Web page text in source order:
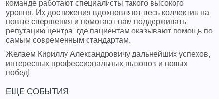
команде работают специалисты такого высокого
уровня. Их достижения вдохновляют весь коллектив на
новые свершения и помогают нам поддерживать
репутацию центра, где пациентам оказывают помощь по
самым современным стандартам.
Желаем Кириллу Александровичу дальнейших успехов,
интересных профессиональных вызовов и новых
побед!
ЕЩЕ СОБЫТИЯ